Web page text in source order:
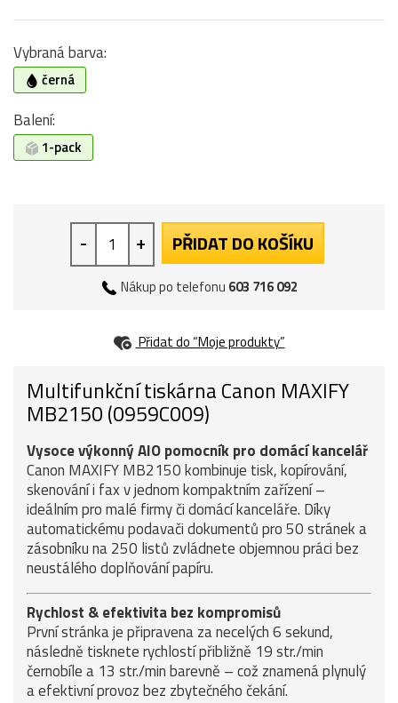
Vybraná barva:
černá
Balení:
1-pack
- + PŘIDAT DO KOŠÍKU
Nákup po telefonu 603 716 092
Přidat do “Moje produkty”
Multifunkční tiskárna Canon MAXIFY
MB2150 (0959C009)
Vysoce výkonný AIO pomocník pro domácí kancelář
Canon MAXIFY MB2150 kombinuje tisk, kopírování,
skenování i fax v jednom kompaktním zařízení –
ideálním pro malé firmy či domácí kanceláře. Díky
automatickému podavači dokumentů pro 50 stránek a
zásobníku na 250 listů zvládnete objemnou práci bez
neustálého doplňování papíru.
Rychlost & efektivita bez kompromisů
První stránka je připravena za necelých 6 sekund,
následně tisknete rychlostí přibližně 19 str./min
černobíle a 13 str./min barevně – což znamená plynulý
a efektivní provoz bez zbytečného čekání.